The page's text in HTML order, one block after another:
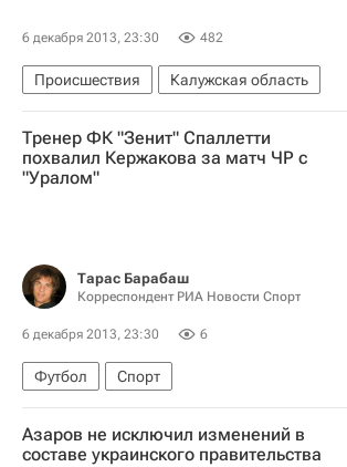
6 декабря 2013, 23:30 482
Происшествия
Калужская область
Обнинск
Центральный ФО
Весь мир
Европа
Россия
Тренер ФК "Зенит" Спаллетти
похвалил Кержакова за матч ЧР с
"Уралом"
Тарас Барабаш
Корреспондент РИА Новости Спорт
6 декабря 2013, 23:30 6
Футбол
Спорт
Мультимедийный спортивный пакет
Лучано Спаллетти
Азаров не исключил изменений в
составе украинского правительства